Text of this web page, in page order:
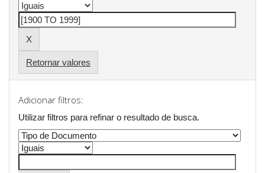
Retornar valores
Adicionar filtros:
Utilizar filtros para refinar o resultado de busca.